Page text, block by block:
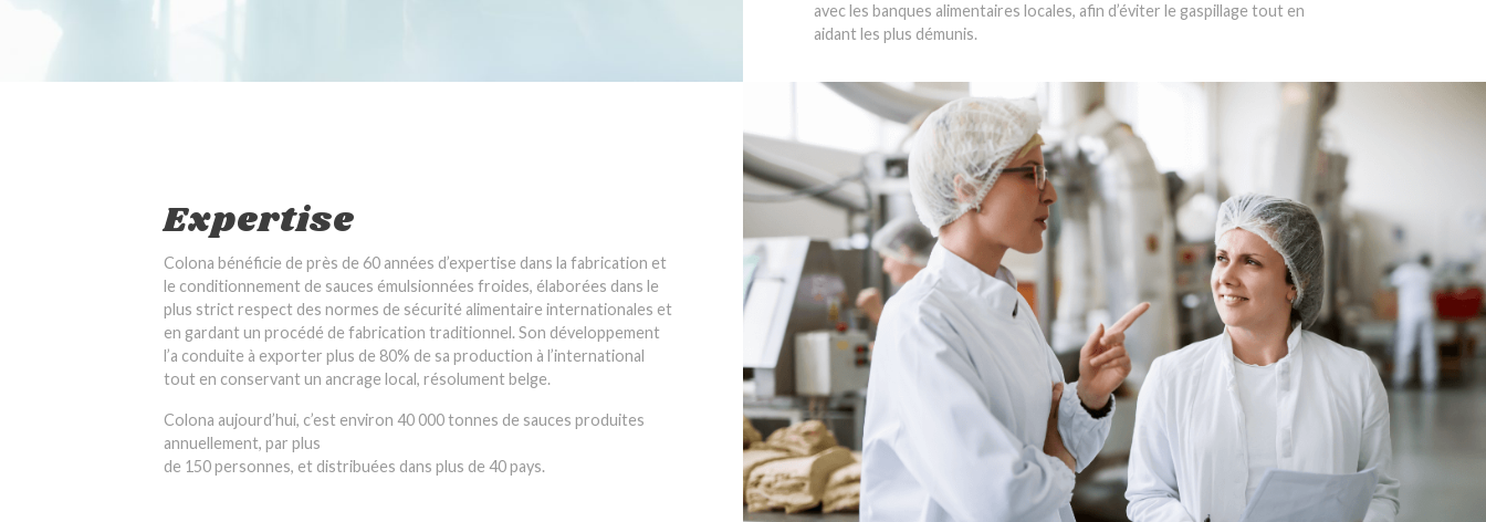
avec les banques alimentaires locales, afin d’éviter le gaspillage tout en
aidant les plus démunis.
Expertise
Colona bénéficie de près de 60 années d’expertise dans la fabrication et
le conditionnement de sauces émulsionnées froides, élaborées dans le
plus strict respect des normes de sécurité alimentaire internationales et
en gardant un procédé de fabrication traditionnel. Son développement
l’a conduite à exporter plus de 80% de sa production à l’international
tout en conservant un ancrage local, résolument belge.
Colona aujourd’hui, c’est environ 40 000 tonnes de sauces produites
annuellement, par plus
de 150 personnes, et distribuées dans plus de 40 pays.